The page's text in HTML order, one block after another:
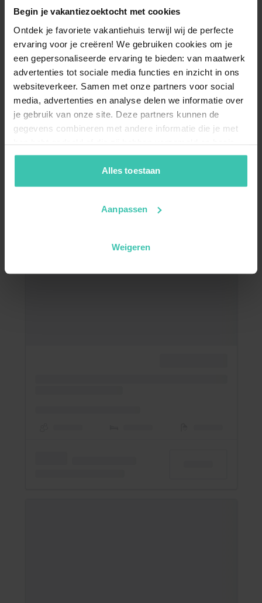
Begin je vakantiezoektocht met cookies
Ontdek je favoriete vakantiehuis terwijl wij de perfecte
ervaring voor je creëren! We gebruiken cookies om je
een gepersonaliseerde ervaring te bieden: van maatwerk
advertenties tot sociale media functies en inzicht in ons
websiteverkeer. Samen met onze partners voor social
media, advertenties en analyse delen we informatie over
je gebruik van onze site. Deze partners kunnen de
gegevens combineren met andere informatie die je met
hen hebt gedeeld of die zij hebben verzameld op basis
van je gebruik van hun diensten. Zo zorgen we ervoor dat
jouw vakantiezoektocht soepel en op maat verloopt!
Alles toestaan
Aanpassen
Weigeren